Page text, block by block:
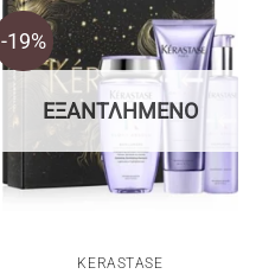
-19%
ΕΞΑΝΤΛΗΜΈΝΟ
KERASTASE